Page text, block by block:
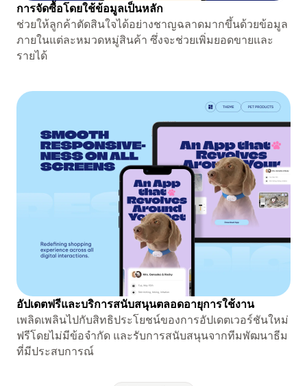
การจัดซื้อโดยใช้ข้อมูลเป็นหลัก
ช่วยให้ลูกค้าตัดสินใจได้อย่างชาญฉลาดมากขึ้นด้วยข้อมูล
ภายในแต่ละหมวดหมู่สินค้า ซึ่งจะช่วยเพิ่มยอดขายและ
รายได้
อัปเดตฟรีและบริการสนับสนุนตลอดอายุการใช้งาน
เพลิดเพลินไปกับสิทธิประโยชน์ของการอัปเดตเวอร์ชันใหม่
ฟรีโดยไม่มีข้อจำกัด และรับการสนับสนุนจากทีมพัฒนาธีม
ที่มีประสบการณ์